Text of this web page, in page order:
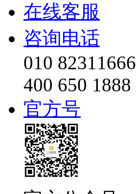
在线客服
咨询电话
010 82311666
400 650 1888
官方号